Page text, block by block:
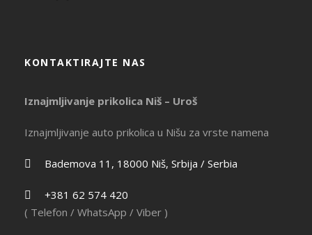
KONTAKTIRAJTE NAS
Iznajmljivanje prikolica Niš – Uroš
Iznajmljivanje auto prikolica u Nišu za vrste namena
Bademova 11, 18000 Niš, Srbija / Serbia
+381 62 574 420
( Telefon / WhatsApp / Viber )